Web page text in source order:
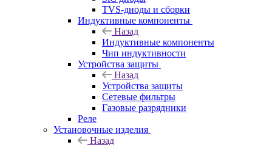
TVS-диоды и сборки
Индуктивные компоненты
Назад
Индуктивные компоненты
Чип индуктивности
Устройства защиты
Назад
Устройства защиты
Сетевые фильтры
Газовые разрядники
Реле
Установочные изделия
Назад